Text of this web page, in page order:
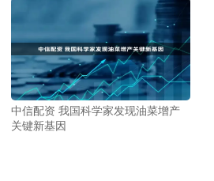
中信配资 我国科学家发现油菜增产
关键新基因